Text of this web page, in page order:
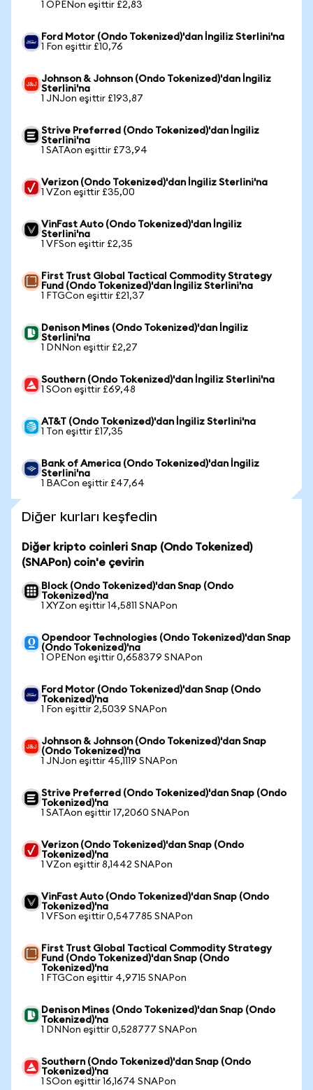
1 OPENon eşittir £2,83
Ford Motor (Ondo Tokenized)'dan İngiliz Sterlini'na
1 Fon eşittir £10,76
Johnson & Johnson (Ondo Tokenized)'dan İngiliz
Sterlini'na
1 JNJon eşittir £193,87
Strive Preferred (Ondo Tokenized)'dan İngiliz
Sterlini'na
1 SATAon eşittir £73,94
Verizon (Ondo Tokenized)'dan İngiliz Sterlini'na
1 VZon eşittir £35,00
VinFast Auto (Ondo Tokenized)'dan İngiliz
Sterlini'na
1 VFSon eşittir £2,35
First Trust Global Tactical Commodity Strategy
Fund (Ondo Tokenized)'dan İngiliz Sterlini'na
1 FTGCon eşittir £21,37
Denison Mines (Ondo Tokenized)'dan İngiliz
Sterlini'na
1 DNNon eşittir £2,27
Southern (Ondo Tokenized)'dan İngiliz Sterlini'na
1 SOon eşittir £69,48
AT&T (Ondo Tokenized)'dan İngiliz Sterlini'na
1 Ton eşittir £17,35
Bank of America (Ondo Tokenized)'dan İngiliz
Sterlini'na
1 BACon eşittir £47,64
Diğer kurları keşfedin
Diğer kripto coinleri Snap (Ondo Tokenized)
(SNAPon) coin'e çevirin
Block (Ondo Tokenized)'dan Snap (Ondo
Tokenized)'na
1 XYZon eşittir 14,5811 SNAPon
Opendoor Technologies (Ondo Tokenized)'dan Snap
(Ondo Tokenized)'na
1 OPENon eşittir 0,658379 SNAPon
Ford Motor (Ondo Tokenized)'dan Snap (Ondo
Tokenized)'na
1 Fon eşittir 2,5039 SNAPon
Johnson & Johnson (Ondo Tokenized)'dan Snap
(Ondo Tokenized)'na
1 JNJon eşittir 45,1119 SNAPon
Strive Preferred (Ondo Tokenized)'dan Snap (Ondo
Tokenized)'na
1 SATAon eşittir 17,2060 SNAPon
Verizon (Ondo Tokenized)'dan Snap (Ondo
Tokenized)'na
1 VZon eşittir 8,1442 SNAPon
VinFast Auto (Ondo Tokenized)'dan Snap (Ondo
Tokenized)'na
1 VFSon eşittir 0,547785 SNAPon
First Trust Global Tactical Commodity Strategy
Fund (Ondo Tokenized)'dan Snap (Ondo
Tokenized)'na
1 FTGCon eşittir 4,9715 SNAPon
Denison Mines (Ondo Tokenized)'dan Snap (Ondo
Tokenized)'na
1 DNNon eşittir 0,528777 SNAPon
Southern (Ondo Tokenized)'dan Snap (Ondo
Tokenized)'na
1 SOon eşittir 16,1674 SNAPon